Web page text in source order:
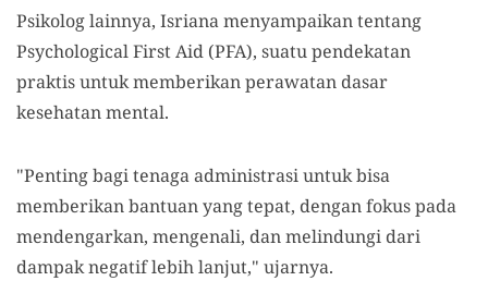
Psikolog lainnya, Isriana menyampaikan tentang
Psychological First Aid (PFA), suatu pendekatan
praktis untuk memberikan perawatan dasar
kesehatan mental.
"Penting bagi tenaga administrasi untuk bisa
memberikan bantuan yang tepat, dengan fokus pada
mendengarkan, mengenali, dan melindungi dari
dampak negatif lebih lanjut," ujarnya.